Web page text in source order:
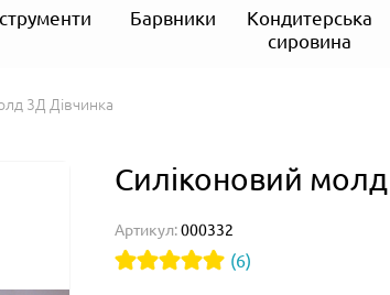
Барвники
Кондитерська
сировина
3Д Дівчинка
Силіконовий
Артикул:000332
(6)